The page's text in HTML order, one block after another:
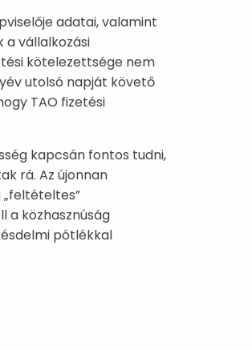
adatai, valamint
a vállalkozási
kötelezettsége nem
utolsó napját követő
TAO fizetési
kapcsán fontos tudni,
rá. Az újonnan
a közhasznúság
pótlékkal